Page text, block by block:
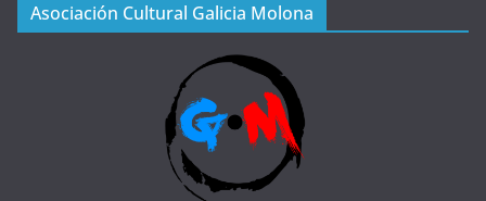
Asociación Cultural Galicia Molona